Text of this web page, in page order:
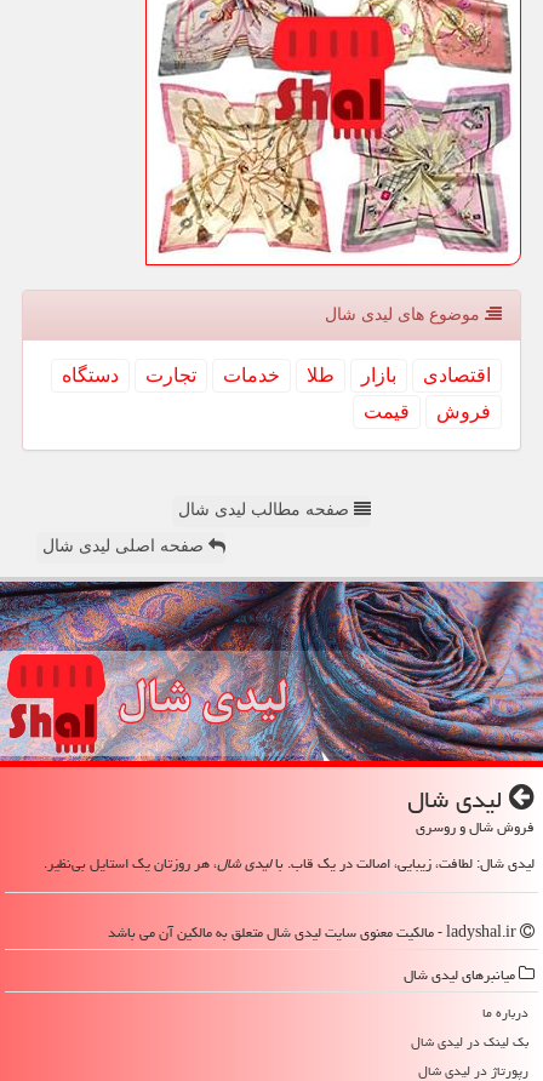
موضوع های لیدی شال
اقتصادی بازار طلا خدمات تجارت
دستگاه
فروش
قیمت
صفحه مطالب لیدی شال
صفحه اصلی لیدی شال
لیدی شال
فروش شال و روسری
لیدی شال: لطافت، زیبایی، اصالت در یک قاب. بالیدی شال، هر روزتان یک استایل بی‌نظیر.
میانبرهای لیدی شال
درباره ما
بک لینک در لیدی شال
رپورتاژ در لیدی شال